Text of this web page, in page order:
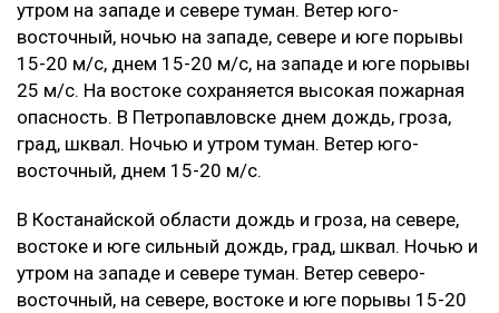
утром на западе и севере туман. Ветер юго-
восточный, ночью на западе, севере и юге порывы
15-20 м/с, днем 15-20 м/с, на западе и юге порывы
25 м/с. На востоке сохраняется высокая пожарная
опасность. В Петропавловске днем дождь, гроза,
град, шквал. Ночью и утром туман. Ветер юго-
восточный, днем 15-20 м/с.
В Костанайской области дождь и гроза, на севере,
востоке и юге сильный дождь, град, шквал. Ночью и
утром на западе и севере туман. Ветер северо-
восточный, на севере, востоке и юге порывы 15-20